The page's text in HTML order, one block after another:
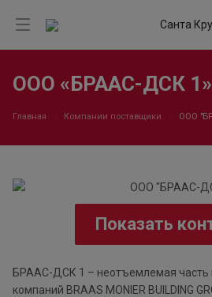
Санта
ООО «БРААС-ДСК 1»
Главная Компании поставщики ООО
Показать
БРААС-ДСК 1 – неотъемлемая часть
компаний BRAAS MONIER BUILDING